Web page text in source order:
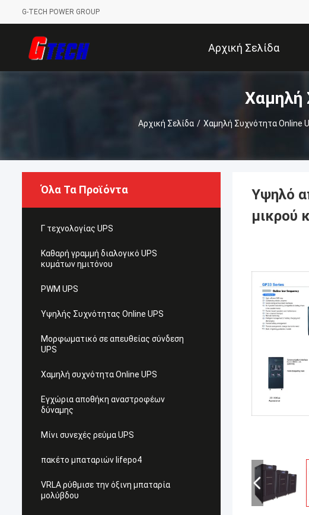
G-TECH POWER GROUP
Αρχική Σελίδα
Χαμηλή
Αρχική Σελίδα / Χαμηλή Συχνότητα Online
Όλα Τα Προϊόντα
Γ τεχνολογίας UPS
Καθαρή γραμμή διαλογικό UPS
κυμάτων ημιτόνου
PWM UPS
Υψηλής Συχνότητας Online UPS
Μορφωματικό σε απευθείας σύνδεση
UPS
Χαμηλή συχνότητα Online UPS
Εγχώρια αποθήκη αναστροφέων
δύναμης
Μίνι συνεχές ρεύμα UPS
πακέτο μπαταριών lifepo4
VRLA ρύθμισε την όξινη μπαταρία
μολύβδου
Υψηλό
μικρού